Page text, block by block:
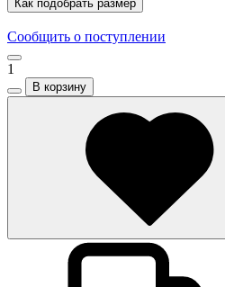
Как подобрать размер
Сообщить о поступлении
1
В корзину